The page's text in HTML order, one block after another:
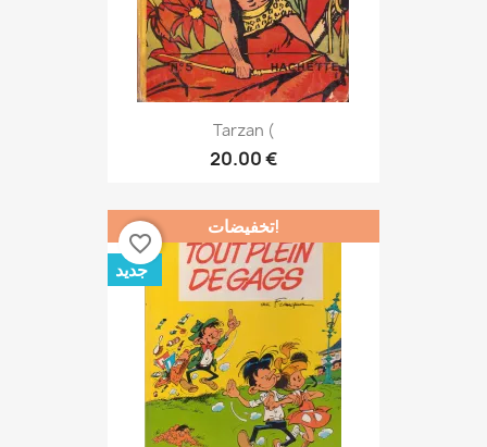
Tarzan (
20.00 €
تخفيضات!
جديد
favorite_border